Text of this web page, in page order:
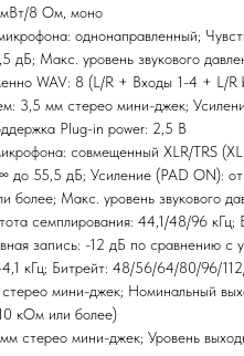
мВт/8 Ом, моно
однонаправленный;
дБ; Макс. уровень звукового
WAV: 8 (L/R + Входы 1-4 + L/R
3,5 мм стерео мини-джек;
Plug-in power: 2,5 В
совмещенный XLR/TRS
до 55,5 дБ; Усиление (PAD ON):
более; Макс. уровень звукового
семплирования: 44,1/48/96
запись: -12 дБ по сравнению с
кГц; Битрейт: 48/56/64/80/96/
мини-джек; Номинальный
кОм или более)
стерео мини-джек; Уровень